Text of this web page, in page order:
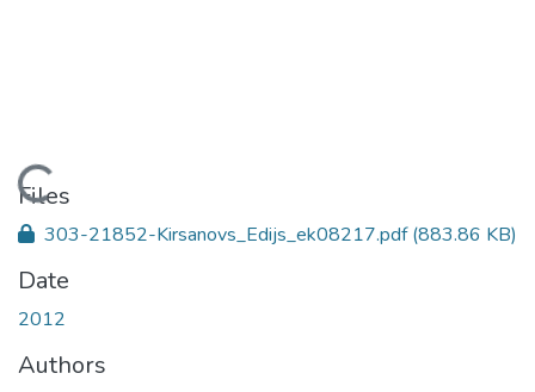
Loading...
Files
303-21852-Kirsanovs_Edijs_ek08217.pdf(883.86 KB)
Date
2012
Authors